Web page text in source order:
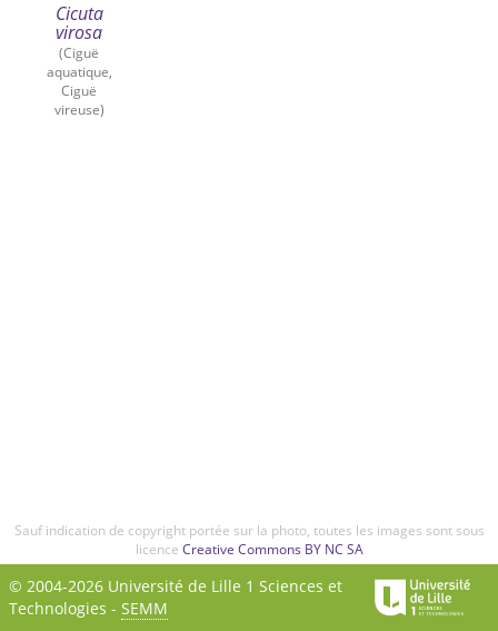
Cicuta
virosa
(Ciguë
aquatique,
Ciguë
vireuse)
Sauf indication de copyright portée sur la photo, toutes les images sont sous
licence Creative Commons BY NC SA
© 2004-2026 Université de Lille 1 Sciences et
Technologies - SEMM